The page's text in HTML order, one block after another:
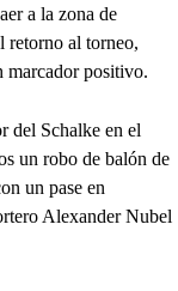
a la zona de
retorno al torneo,
marcador positivo.
del Schalke en el
un robo de balón de
un pase en
Alexander Nubel